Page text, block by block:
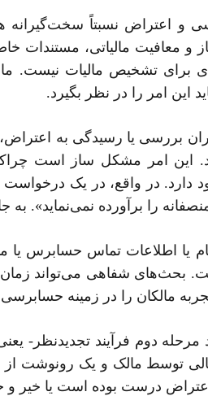
برای تشخیص مالیات نیست.
این امر را در نظر بگیرد.
بررسی یا رسیدگی به
این امر مشکل ساز است چراکه
را برآورده نمی‌نماید». به
یا اطلاعات تماس حسابرس
بحث‌های شفاهی می‌تواند
مالکان را در زمینه
توسط مالک و یک رونوشت از
درست بوده است یا خیر و